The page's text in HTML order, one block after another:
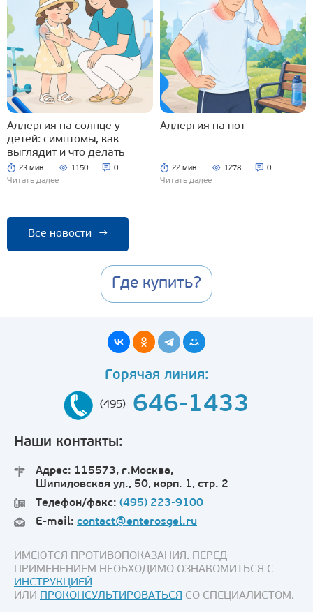
Аллергия на солнце у
детей: симптомы, как
выглядит и что делать
23 мин. 1150 0
Читать далее
Аллергия на пот
22 мин. 1278 0
Читать далее
Все новости →
Где купить?
Горячая линия:
(495) 646-1433
Наши контакты:
Адрес: 115573, г.Москва,
Шипиловская ул., 50, корп. 1, стр. 2
Телефон/факс: (495) 223-9100
E-mail: contact@enterosgel.ru
ИМЕЮТСЯ ПРОТИВОПОКАЗАНИЯ. ПЕРЕД
ПРИМЕНЕНИЕМ НЕОБХОДИМО ОЗНАКОМИТЬСЯ С
ИНСТРУКЦИЕЙ
ИЛИ ПРОКОНСУЛЬТИРОВАТЬСЯ СО СПЕЦИАЛИСТОМ.